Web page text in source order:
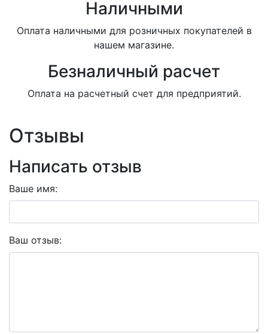
Наличными
Оплата наличными для розничных покупателей в
нашем магазине.
Безналичный расчет
Оплата на расчетный счет для предприятий.
Отзывы
Написать отзыв
Ваше имя:
Ваш отзыв: